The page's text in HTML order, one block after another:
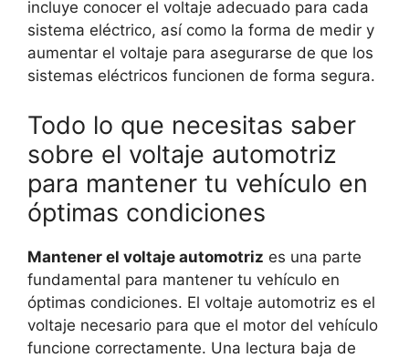
incluye conocer el voltaje adecuado para cada
sistema eléctrico, así como la forma de medir y
aumentar el voltaje para asegurarse de que los
sistemas eléctricos funcionen de forma segura.
Todo lo que necesitas saber
sobre el voltaje automotriz
para mantener tu vehículo en
óptimas condiciones
Mantener el voltaje automotriz es una parte
fundamental para mantener tu vehículo en
óptimas condiciones. El voltaje automotriz es el
voltaje necesario para que el motor del vehículo
funcione correctamente. Una lectura baja de